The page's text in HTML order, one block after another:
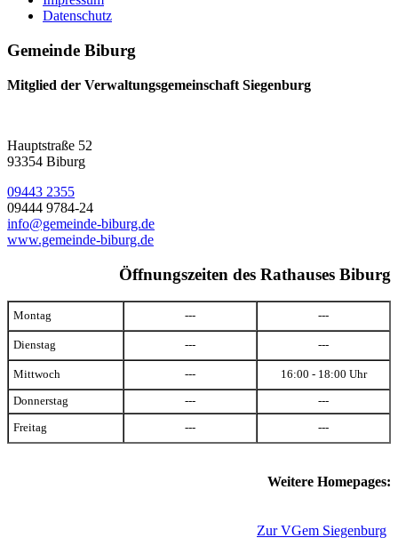
Datenschutz
Gemeinde Biburg
Mitglied der Verwaltungsgemeinschaft Siegenburg
Hauptstraße 52
93354 Biburg
09443 2355
09444 9784-24
info@gemeinde-biburg.de
www.gemeinde-biburg.de
Öffnungszeiten des Rathauses Biburg
Montag --- ---
Dienstag --- ---
Mittwoch --- 16:00 - 18:00 Uhr
Donnerstag --- ---
Freitag --- ---
Weitere Homepages:
Zur VGem Siegenburg